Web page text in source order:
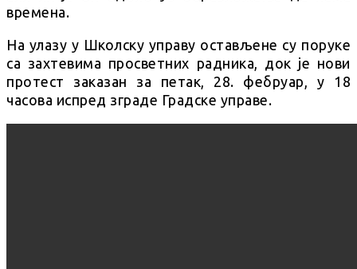
времена.
На улазу у Школску управу остављене су поруке
са захтевима просветних радника, док је нови
протест заказан за петак, 28. фебруар, у 18
часова испред зграде Градске управе.